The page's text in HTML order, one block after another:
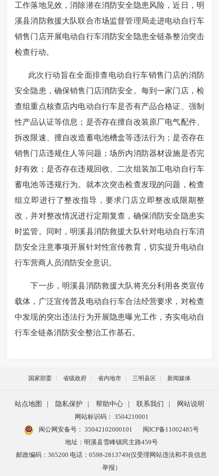
工作落地见效，消除潜在消防安全隐患风险，近日，明
溪县消防救援大队联合市场监督管理局走进电动自行车
销售门店开展电动自行车消防安全隐患全链条整治突击
检查行动。
此次行动旨在全面排查电动自行车销售门店的消防
安全隐患，确保销售门店消防安全。每到一家门店，检
查组重点核查店内电动自行车是否有产品合格证、强制
性产品认证等信息；是否存在擅自改装原厂电气配件、
拆改限速、擅自改造蓄电池槽盒等违法行为；是否存在
销售门店违规住人等问题；场所内消防器材设施是否完
好有效；是否存在违规回收、二次组装加工电动自行车
蓄电池等违规行为。就本次突击检查发现的问题，检查
组立即进行了整改指导，要求门店立即整改或限期整
改，并对整改情况进行定期复查，确保消防安全隐患实
时监管。同时，明溪县消防救援大队针对电动自行车消
防安全注意事项开展针对性宣传教育，切实提升电动自
行车营商人员消防安全意识。
下一步，明溪县消防救援大队将充分利用各类宣传
载体，广泛宣传普及电动自行车合法经营要求，对检查
中发现的突出违法行为开展隐患曝光工作，夯实电动自
行车全链条消防安全整治工作基石。
国家部委 省级政府 省内地市 三明县区 新闻媒体
站点地图 | 隐私保护 | 帮助中心 | 联系我们 |
网站说明
网站标识码： 3504210001
闽公网安备号： 35042102000101
闽ICP备11002485号
地址：明溪县雪峰镇民主路459号
邮政编码：365200 电话：0598-2813749(仅受理网站违法和不良信息
举报）